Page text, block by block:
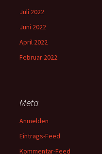
Juli 2022
Juni 2022
April 2022
Februar 2022
Meta
Anmelden
Eintrags-Feed
Kommentar-Feed